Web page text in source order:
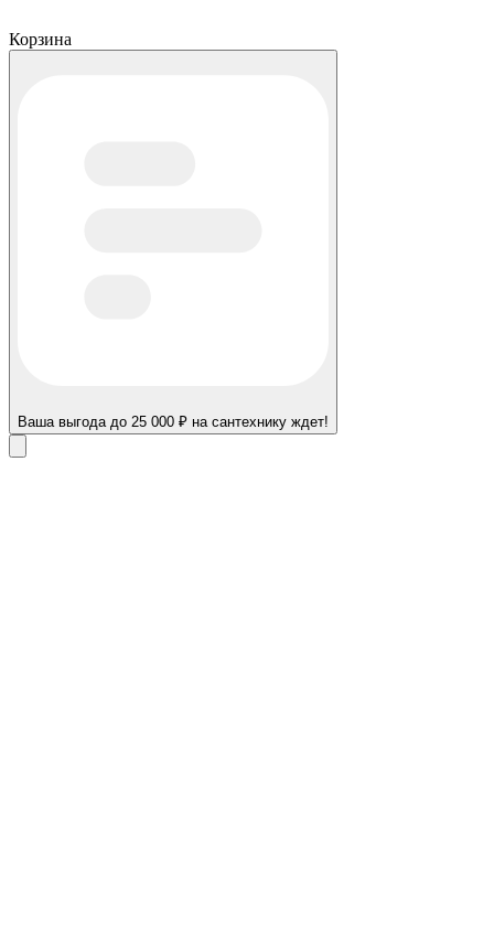
Корзина
Ваша выгода до 25 000 ₽ на сантехнику ждет!